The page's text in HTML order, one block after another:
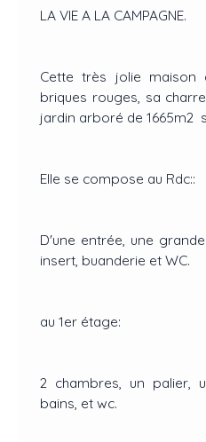
LA VIE A LA CAMPAGNE.
Cette très jolie maison
briques rouges, sa
jardin arboré de 1665m2
Elle se compose au Rdc::
D'une entrée, une
insert, buanderie et WC.
au 1er étage:
2 chambres, un palier,
bains, et wc.